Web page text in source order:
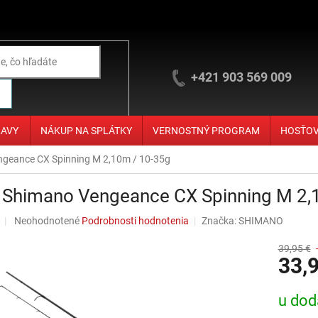
+421 903 569 009
NÁKUP NA SPLÁTKY VERNOSTNÝ PROGRAM
CX Spinning M 2,10m / 10-35g
Vengeance CX Spinning M
Priemerné hodnotenie produktu je 0,0 z 5 hviezdičiek.
Neohodnotené Podrobnosti hodnotenia Značka:SHIMANO
39,95 €
u